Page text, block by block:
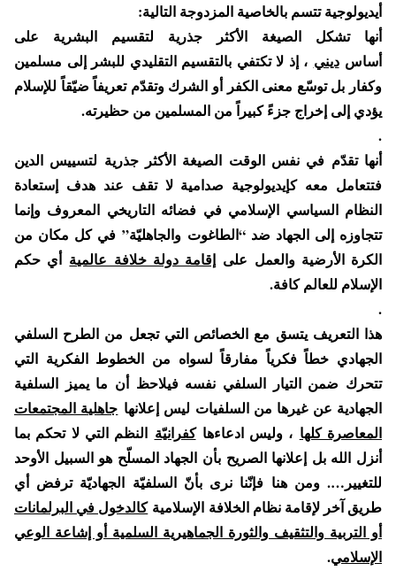
أيديولوجية تتسم بالخاصية المزدوجة التالية:
أنها تشكل الصيغة الأكثر جذرية لتقسيم البشرية على
أساسديني ، إذ لا تكتفي بالتقسيم التقليدي للبشر إلى مسلمين
وكفار بل توسّع معنى الكفر أو الشرك وتقدّم تعريفاً ضيّقاً للإسلام
يؤدي إلى إخراج جزءً كبيراً من المسلمين من حظيرته.
.
أنها تقدّم في نفس الوقت الصيغة الأكثر جذرية لتسييس الدين
فتتعامل معه كإيديولوجية صدامية لا تقف عند هدف إستعادة
النظام السياسي الإسلامي في فضائه التاريخي المعروف وإنما
تتجاوزه إلى الجهاد ضد “الطاغوت والجاهليّة” في كل مكان من
الكرة الأرضية والعمل على إقامة دولة خلافة عالمية أي حكم
الإسلام للعالم كافة.
.
هذا التعريف يتسق مع الخصائص التي تجعل من الطرح السلفي
الجهادي خطاً فكرياً مفارقاً لسواه من الخطوط الفكرية التي
تتحرك ضمن التيار السلفي نفسه فيلاحظ أن ما يميز السلفية
الجهادية عن غيرها من السلفيات ليس إعلانها جاهلية المجتمعات
المعاصرة كلها ، وليس ادعاءهاكفرانيّة النظم التي لا تحكم بما
أنزل الله بل إعلانها الصريح بأن الجهاد المسلّح هو السبيل الأوحد
للتغيير…. ومن هنا فإنّنا نرى بأنّ السلفيّة الجهاديّة ترفض أي
طريق آخر لإقامة نظام الخلافة الإسلاميةكالدخول في البرلمانات
أو التربية والتثقيف والثورة الجماهيرية السلمية أو إشاعة الوعي
الإسلامي.